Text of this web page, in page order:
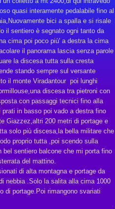
quasi interamente pedalabile fino al
bici a spalla e si risale
il sentiero è segnato ogni tanto da
cima poi poco più' a destra la cima
il panorama lascia senza parole
la discesa tutta sulla cresta
stando sempre sul versante
il monte Viradantour poi lunghi
discesa tra pietroni con
con passaggi tecnici fino alla
in basso poi vado a destra fino
Giazzez,altri 200 metri di portage e
solo più discesa,la bella militare che
proprio tutta ,poi scendo sulla
bel sentiero balcone che mi porta fino
del mattino.
di alta montagna e portage da
nebbia .Solo la salita alla cima 1000
di portage.Poi rimangono svariati